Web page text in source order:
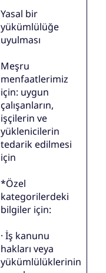
Yasal bir
yükümlülüğe
uyulması
Meşru
menfaatlerimiz
için: uygun
çalışanların,
işçilerin ve
yüklenicilerin
tedarik edilmesi
için
*Özel
kategorilerdeki
bilgiler için:
· İş kanunu
hakları veya
yükümlülüklerinin